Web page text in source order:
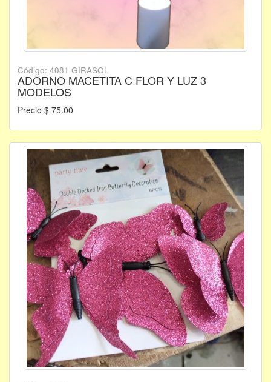
Código: 4081 GIRASOL
ADORNO MACETITA C FLOR Y LUZ 3
MODELOS
Precio $ 75.00